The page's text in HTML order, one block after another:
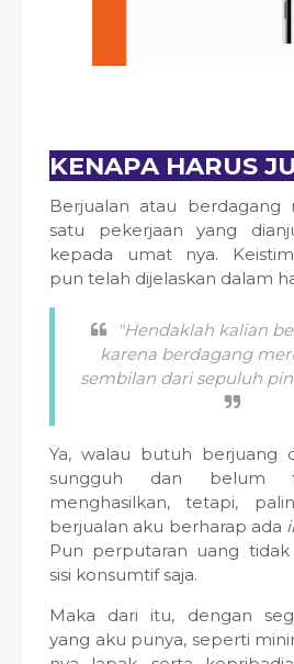
KENAPA HARUS
Berjualan atau berdagang
satu pekerjaan yang
kepada umat nya.
pun telah dijelaskan dalam
"Hendaklah kalian
karena berdagang
sembilan dari sepuluh
Ya, walau butuh berjuang
sungguh dan belum
menghasilkan, tetapi,
berjualan aku berharap ada
Pun perputaran uang
sisi konsumtif saja.
Maka dari itu, dengan
yang aku punya, seperti